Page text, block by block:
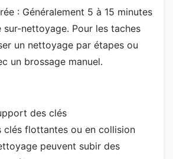
: Généralement 5 à 15 minutes
sur-nettoyage. Pour les taches
un nettoyage par étapes ou
un brossage manuel.
des clés
clés flottantes ou en collision
peuvent subir des